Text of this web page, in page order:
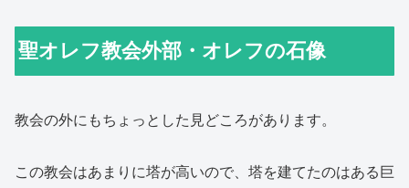
聖オレフ教会外部・オレフの石像
教会の外にもちょっとした見どころがあります。
この教会はあまりに塔が高いので、塔を建てたのはある巨